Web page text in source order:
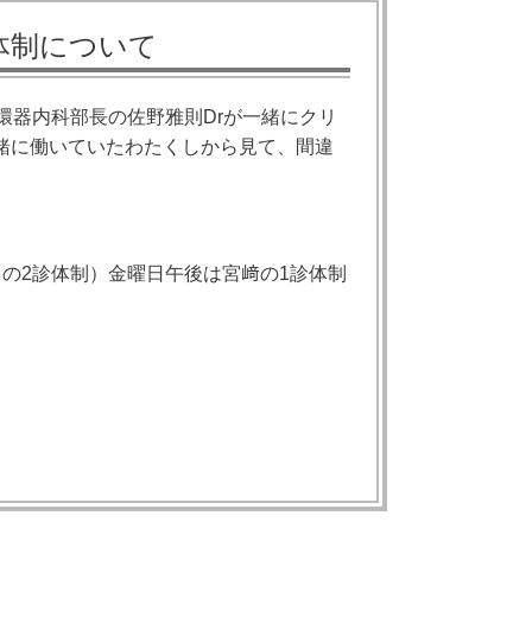
制について
内科部長の佐野雅則Drが一緒にクリ
働いていたわたくしから見て、間違
2診体制）金曜日午後は宮﨑の1診体制